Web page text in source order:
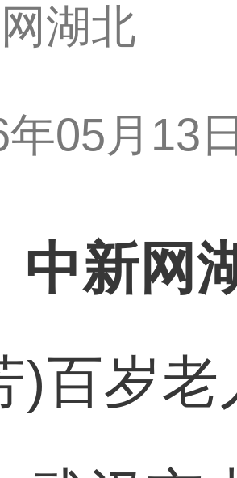
湖北
年05月13
中新网
)百岁